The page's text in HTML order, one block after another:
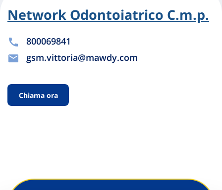
Network Odontoiatrico C.m.p.
800069841
gsm.vittoria@mawdy.com
Chiama ora